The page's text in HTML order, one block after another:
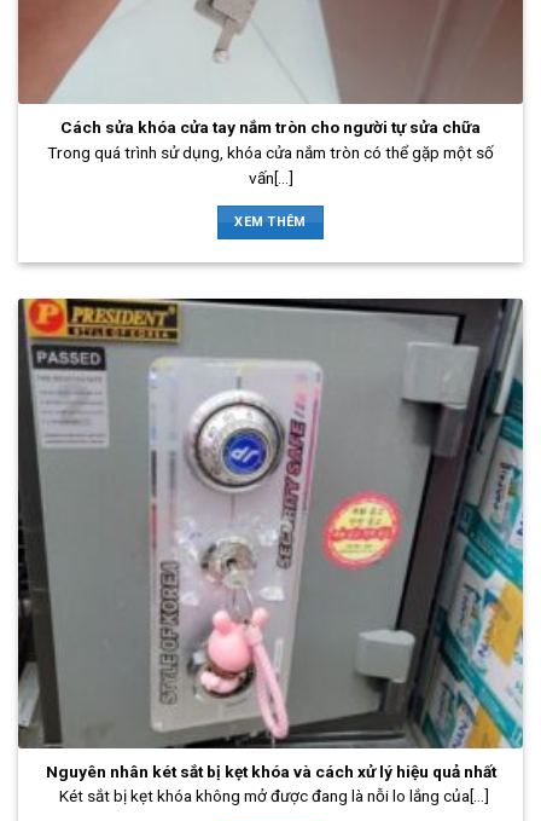
Cách sửa khóa cửa tay nắm tròn cho người tự sửa chữa
Trong quá trình sử dụng, khóa cửa nắm tròn có thể gặp một số
vấn[...]
XEM THÊM
Nguyên nhân két sắt bị kẹt khóa và cách xử lý hiệu quả nhất
Két sắt bị kẹt khóa không mở được đang là nỗi lo lắng của[...]